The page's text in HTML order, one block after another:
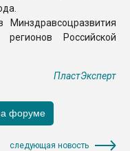
Российской
ПластЭксперт
следующая новость